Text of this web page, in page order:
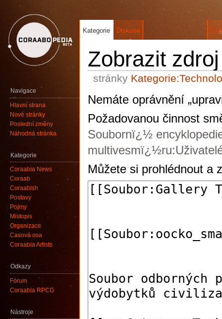
Zobrazit zdroj
stránky
Nemáte oprávnění
Požadovanou činnost
Soubornï¿½
Můžete si prohlédnout a
Kategorie Diskuse
Navigace
Hlavní strana
Nové stránky
Poslední změny
Náhodná stránka
Kategorie
Coraabia News
Coraab
Coraabish
Postavy
Pojmy
Místopis
Organizace
Časová osa
Coraabia Artists
Odkazy
Fórum
Coraabia RPCG
Nástroje